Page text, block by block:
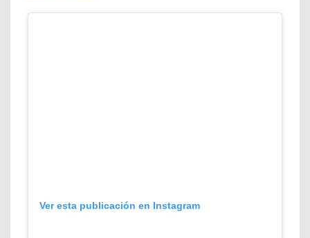
Ver esta publicación en Instagram